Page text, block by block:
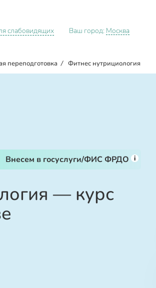
слабовидящих Ваш город: Москва
переподготовка / Фитнес нутрициология
Внесем в госуслуги/ФИС ФРДО i
— курс